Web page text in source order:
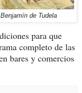
de Tudela
para que
completo de las
bares y comercios